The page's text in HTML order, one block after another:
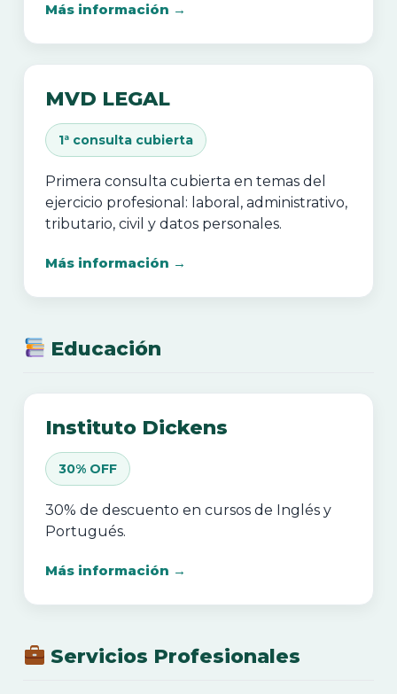
Más información →
MVD LEGAL
1ª consulta cubierta
Primera consulta cubierta en temas del
ejercicio profesional: laboral, administrativo,
tributario, civil y datos personales.
Más información →
Educación
Instituto Dickens
30% OFF
30% de descuento en cursos de Inglés y
Portugués.
Más información →
Servicios Profesionales